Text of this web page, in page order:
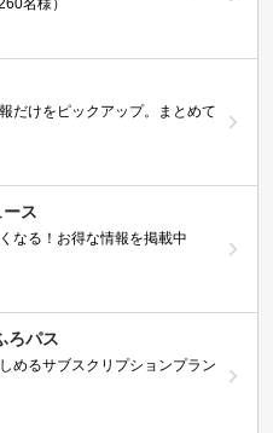
名様）
だけをピックアップ。まとめて
ス
なる！お得な情報を掲載中
ろパス
めるサブスクリプションプラン